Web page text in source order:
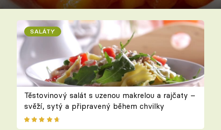
SALÁTY
Těstovinový salát s uzenou makrelou a rajčaty –
svěží, sytý a připravený během chvilky